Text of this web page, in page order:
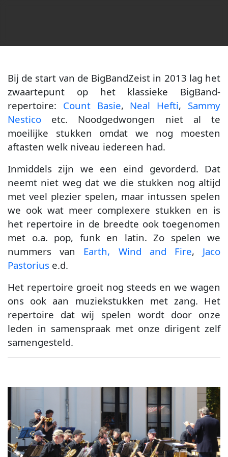
Bij de start van de BigBandZeist in 2013 lag het
zwaartepunt op het klassieke BigBand-
repertoire: Count Basie, Neal Hefti, Sammy
Nestico etc. Noodgedwongen niet al te
moeilijke stukken omdat we nog moesten
aftasten welk niveau iedereen had.
Inmiddels zijn we een eind gevorderd. Dat
neemt niet weg dat we die stukken nog altijd
met veel plezier spelen, maar intussen spelen
we ook wat meer complexere stukken en is
het repertoire in de breedte ook toegenomen
met o.a. pop, funk en latin. Zo spelen we
nummers van Earth, Wind and Fire, Jaco
Pastorius e.d.
Het repertoire groeit nog steeds en we wagen
ons ook aan muziekstukken met zang. Het
repertoire dat wij spelen wordt door onze
leden in samenspraak met onze dirigent zelf
samengesteld.